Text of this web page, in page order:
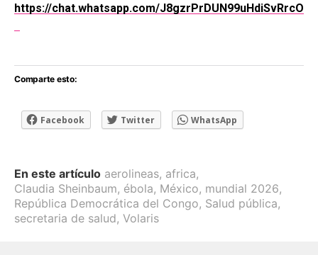
https://chat.whatsapp.com/J8gzrPrDUN99uHdiSvRrcO
Comparte esto:
Facebook Twitter WhatsApp
En este artículo aerolineas, africa,
Claudia Sheinbaum, ébola, México, mundial 2026,
República Democrática del Congo, Salud pública,
secretaria de salud, Volaris